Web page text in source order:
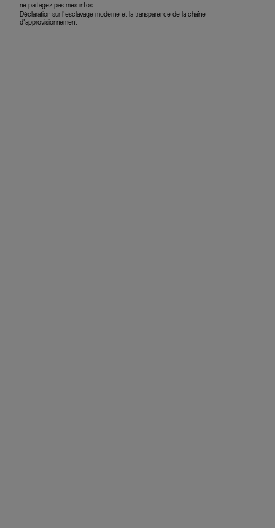
ne partagez pas mes infos
Déclaration sur l’esclavage moderne et la transparence de la chaîne
d’approvisionnement